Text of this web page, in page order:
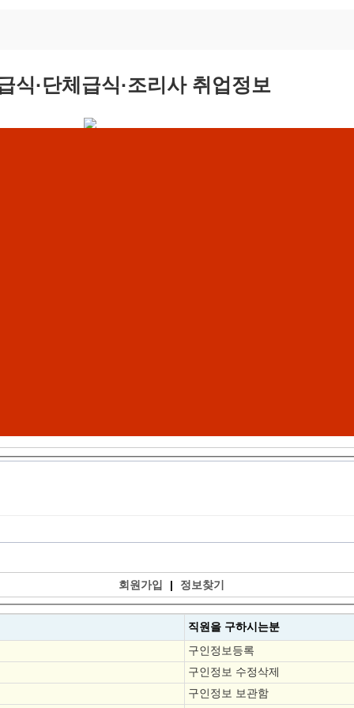
회원가입 | 정보찾기
직원을 구하시는분
구인정보등록
구인정보 수정삭제
구인정보 보관함